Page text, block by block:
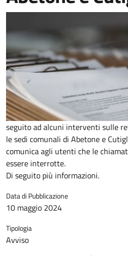
seguito ad alcuni interventi sulle
le sedi comunali di Abetone e
comunica agli utenti che le
essere interrotte.
Di seguito più informazioni.
Data di Pubblicazione
10 maggio 2024
Tipologia
Avviso